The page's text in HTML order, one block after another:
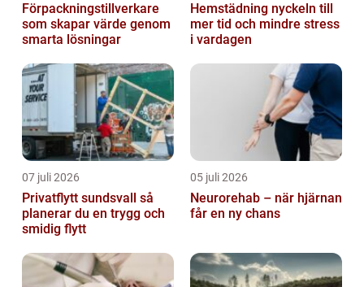
Förpackningstillverkare
som skapar värde genom
smarta lösningar
Hemstädning nyckeln till
mer tid och mindre stress
i vardagen
07 juli 2026
Privatflytt sundsvall så
planerar du en trygg och
smidig flytt
05 juli 2026
Neurorehab – när hjärnan
får en ny chans